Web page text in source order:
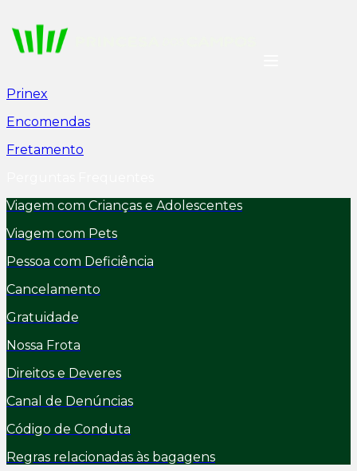
Prinex
Encomendas
Fretamento
Viagem com Crianças e Adolescentes
Viagem com Pets
Pessoa com Deficiência
Cancelamento
Gratuidade
Nossa Frota
Direitos e Deveres
Canal de Denúncias
Código de Conduta
Regras relacionadas às bagagens